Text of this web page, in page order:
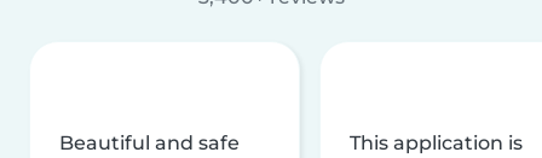
Beautiful and safe
This application is